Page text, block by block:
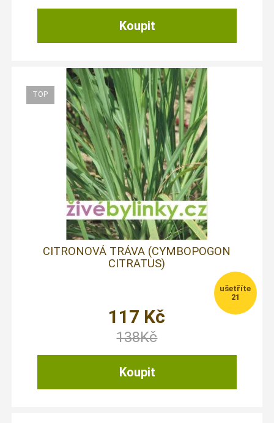
CITRONOVÁ TRÁVA (CYMBOPOGON
CITRATUS)
117 Kč
21
138Kč